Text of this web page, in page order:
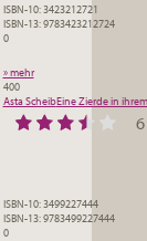
ISBN-10: 3423212721
ISBN-13: 9783423212724
0
» mehr
400
Asta ScheibEine Zierde in
ISBN-10: 3499227444
ISBN-13: 9783499227444
0